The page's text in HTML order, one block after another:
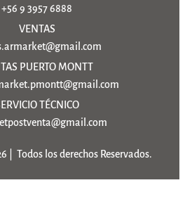
+56 9 3957 6888
VENTAS
PUERTO MONTT
TÉCNICO
| Todos los derechos Reservados.